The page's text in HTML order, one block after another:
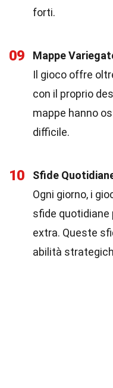
forti.
09
Mappe
Il gioco offre
con il proprio
mappe hanno
difficile.
10
Sfide
Ogni giorno, i
sfide quotidiane
extra. Queste
abilità